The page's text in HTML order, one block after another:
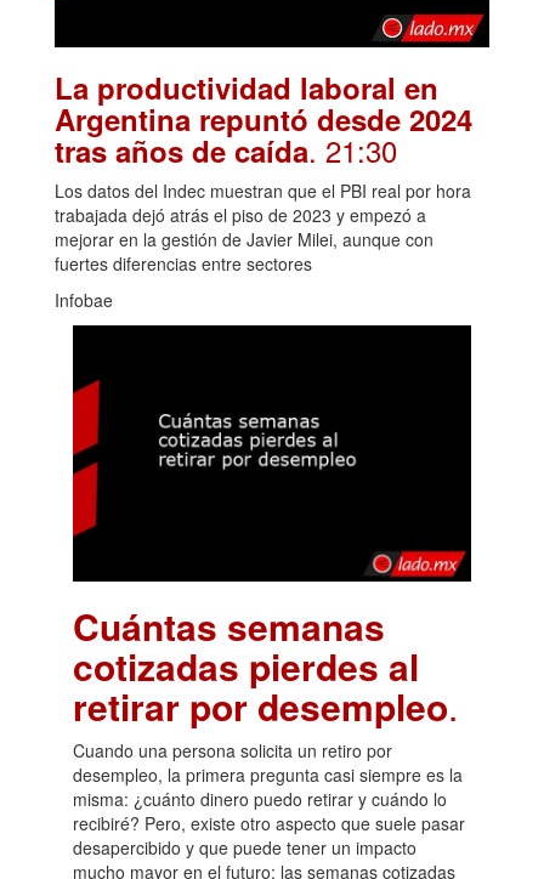
La productividad laboral en
Argentina repuntó desde 2024
tras años de caída. 21:30
Los datos del Indec muestran que el PBI real por hora
trabajada dejó atrás el piso de 2023 y empezó a
mejorar en la gestión de Javier Milei, aunque con
fuertes diferencias entre sectores
Infobae
Cuántas semanas
cotizadas pierdes al
retirar por desempleo.
Cuando una persona solicita un retiro por
desempleo, la primera pregunta casi siempre es la
misma: ¿cuánto dinero puedo retirar y cuándo lo
recibiré? Pero, existe otro aspecto que suele pasar
desapercibido y que puede tener un impacto
mucho mayor en el futuro: las semanas cotizadas